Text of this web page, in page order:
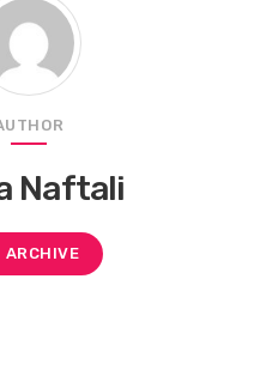
Naftali
ARCHIVE